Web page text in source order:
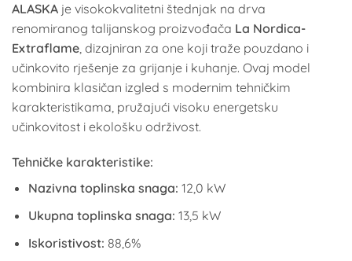
ALASKA je visokokvalitetni štednjak na drva
renomiranog talijanskog proizvođača La Nordica-
Extraflame , dizajniran za one koji traže pouzdano i
učinkovito rješenje za grijanje i kuhanje. Ovaj model
kombinira klasičan izgled s modernim tehničkim
karakteristikama, pružajući visoku energetsku
učinkovitost i ekološku održivost.
Tehničke karakteristike:
Nazivna toplinska snaga: 12,0 kW
Ukupna toplinska snaga: 13,5 kW
Iskoristivost: 88,6%